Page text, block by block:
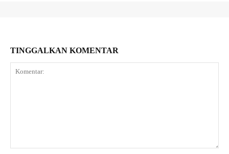
TINGGALKAN KOMENTAR